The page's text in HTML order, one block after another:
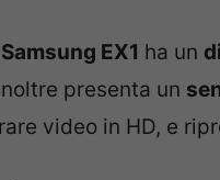
Samsung EX1 ha un
presenta un
video in HD, e